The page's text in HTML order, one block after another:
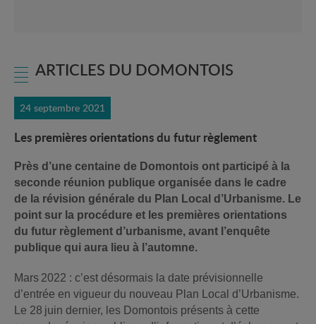
ARTICLES DU DOMONTOIS
24 septembre 2021
Les premières orientations du futur règlement
Près d’une centaine de Domontois ont participé à la
seconde réunion publique organisée dans le cadre
de la révision générale du Plan Local d’Urbanisme. Le
point sur la procédure et les premières orientations
du futur règlement d’urbanisme, avant l’enquête
publique qui aura lieu à l’automne.
Mars 2022 : c’est désormais la date prévisionnelle
d’entrée en vigueur du nouveau Plan Local d’Urbanisme.
Le 28 juin dernier, les Domontois présents à cette